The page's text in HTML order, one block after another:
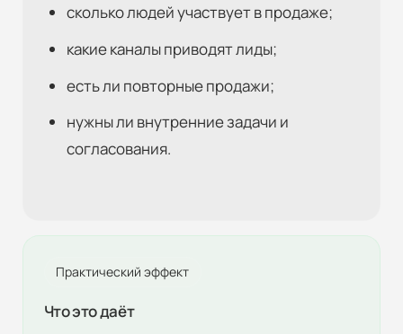
сколько людей участвует в продаже;
какие каналы приводят лиды;
есть ли повторные продажи;
нужны ли внутренние задачи и
согласования.
Практический эффект
Что это даёт